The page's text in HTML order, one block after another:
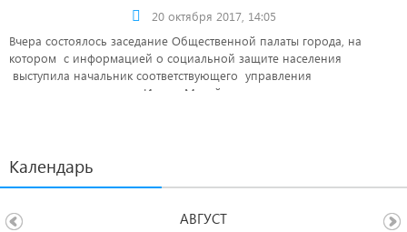
20 октября 2017, 14:05
Вчера состоялось заседание Общественной палаты города, на
котором с информацией о социальной защите населения
выступила начальник соответствующего управления
администрации города Ирина Михайленко.
Календарь
АВГУСТ